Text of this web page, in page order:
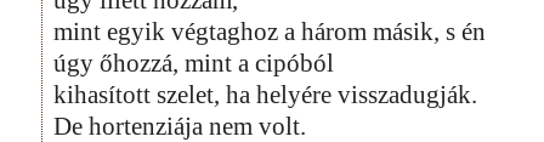
mint egyik végtaghoz a három másik, s én
úgy őhozzá, mint a cipóból
kihasított szelet, ha helyére visszadugják.
De hortenziája nem volt.